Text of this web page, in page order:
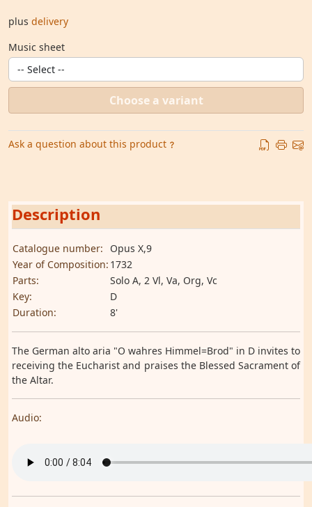
plus delivery
Music sheet
Choose a variant
Ask a question about this product
Description
Catalogue number:
Opus X,9
Year of Composition: 1732
Parts:
Solo A, 2 Vl, Va, Org, Vc
Key:
D
Duration:
8'
The German alto aria "O wahres Himmel=Brod" in D invites to
receiving the Eucharist and praises the Blessed Sacrament of
the Altar.
Audio: